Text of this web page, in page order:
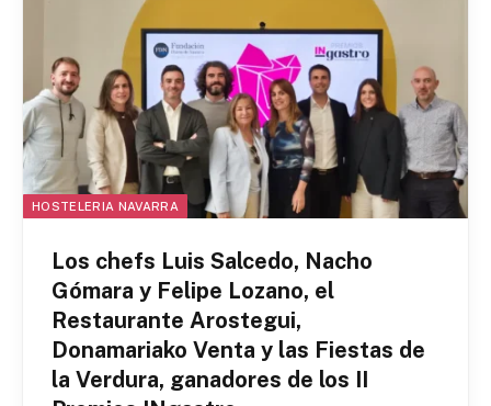
HOSTELERIA NAVARRA
Los chefs Luis Salcedo, Nacho
Gómara y Felipe Lozano, el
Restaurante Arostegui,
Donamariako Venta y las Fiestas de
la Verdura, ganadores de los II